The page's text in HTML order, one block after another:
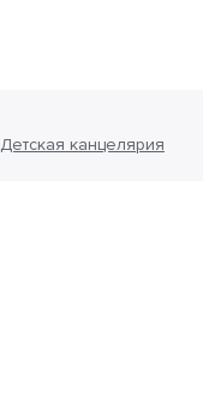
Детская канцелярия